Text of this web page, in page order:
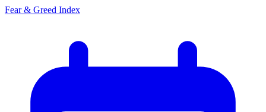
Fear & Greed Index